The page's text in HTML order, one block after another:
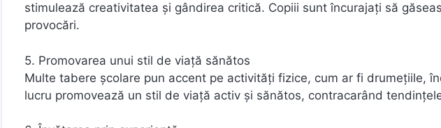
stimulează creativitatea și gândirea critică. Copiii sunt încurajați să
provocări.
5. Promovarea unui stil de viață sănătos
Multe tabere școlare pun accent pe activități fizice, cum ar fi drumețiile,
lucru promovează un stil de viață activ și sănătos, contracarând